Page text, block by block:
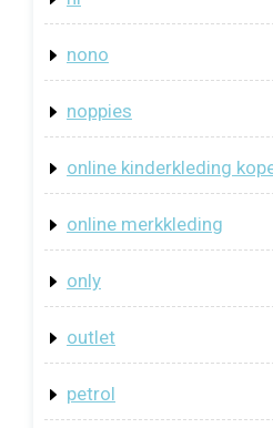
nono
noppies
online kinderkleding
online merkkleding
only
outlet
petrol